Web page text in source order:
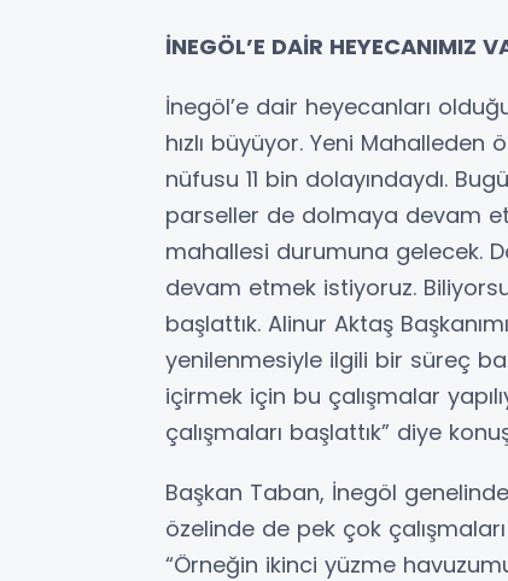
İNEGÖL’E DAİR HEYECANIMIZ
İnegöl’e dair heyecanları
hızlı büyüyor. Yeni Mahalleden
nüfusu 11 bin dolayındaydı.
parseller de dolmaya devam
mahallesi durumuna gelecek.
devam etmek istiyoruz.
başlattık. Alinur Aktaş
yenilenmesiyle ilgili bir süreç
içirmek için bu çalışmalar
çalışmaları başlattık” diye
Başkan Taban, İnegöl
özelinde de pek çok
“Örneğin ikinci yüzme